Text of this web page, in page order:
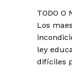
TODO O
Los
ley
difíciles